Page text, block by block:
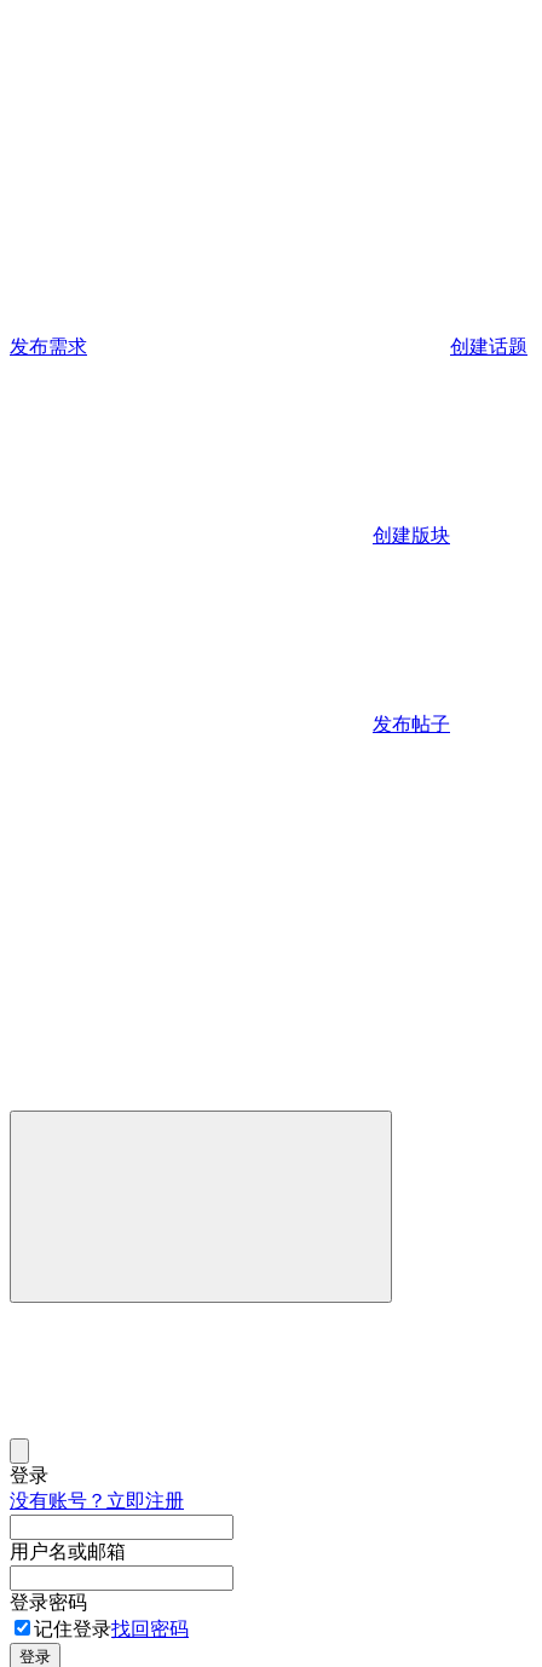
发布需求 创建话题
创建版块
发布帖子
登录
没有账号？立即注册
用户名或邮箱
登录密码
记住登录找回密码
登录